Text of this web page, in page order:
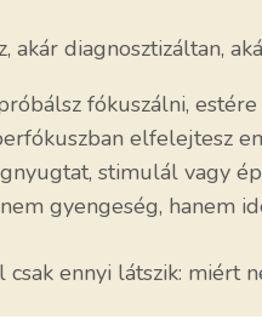
akár diagnosztizáltan,
fókuszálni,
elfelejtesz
stimulál vagy
gyengeség, hanem
ennyi látszik: miért